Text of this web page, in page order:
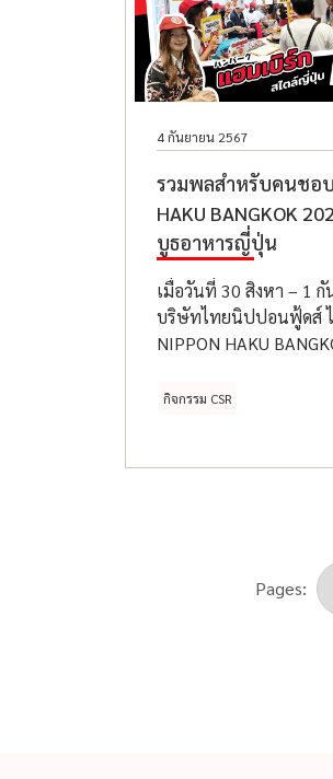
4 กันยายน 2567
รวมพลสำหรับคนชอ
HAKU BANGKOK
บูธอาหารญี่ปุ่น
เมื่อวันที่ 30 สิงหา – 1
บริษัทไทยนิปปอนฟู้ดส์ ไ
NIPPON HAKU
NH FOODS” โดยวัตถุป
Demiglace Sauce” ให้
ขายสินค้า จะนำบริจาคก
กิจกรรม CSR
Pages: